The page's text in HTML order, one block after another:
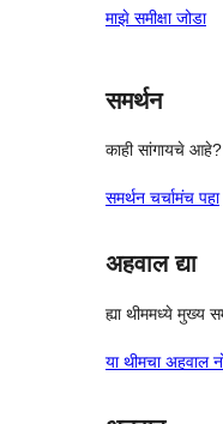
परीक्षणे
तारांकित
माझे समीक्षा जोडा
समर्थन
काही सांगायचे
समर्थन चर्चामंच पहा
अहवाल द्या
ह्या थीममध्ये मुख्य
या थीमचा अहवाल